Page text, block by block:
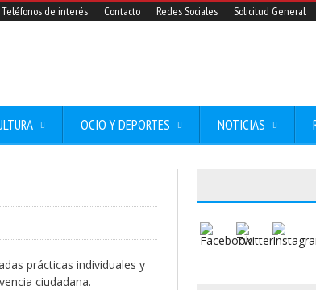
Teléfonos de interés Contacto Redes Sociales Solicitud General
OCIO Y DEPORTES NOTICIAS
prácticas individuales y
ciudadana.